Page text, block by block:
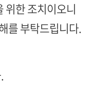
위한 조치이오니
를 부탁드립니다.